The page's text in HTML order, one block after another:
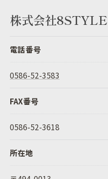
株式会社8STYLE
電話番号
0586-52-3583
FAX番号
0586-52-3618
所在地